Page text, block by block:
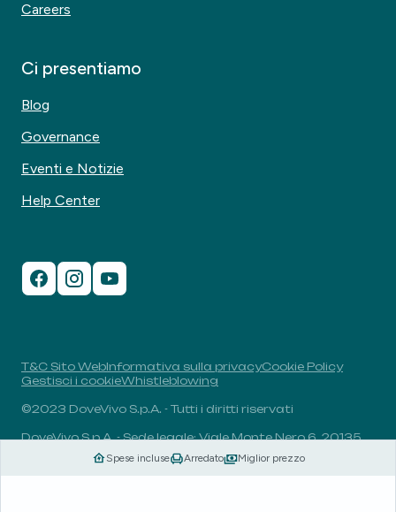
Spese incluse Arredato Miglior prezzo
Careers
Ci presentiamo
Blog
Governance
Eventi e Notizie
Help Center
T&C Sito WebInformativa sulla privacyCookie Policy
Gestisci i cookieWhistleblowing
©2023 DoveVivo S.p.A. - Tutti i diritti riservati
DoveVivo S.p.A. - Sede legale: Viale Monte Nero 6, 20135,
Milano, Italia - P.I.: 00406960732 - R.E.A.: MI-1838078 -
Capitale sociale: 1.829.649,81 euro i.v.